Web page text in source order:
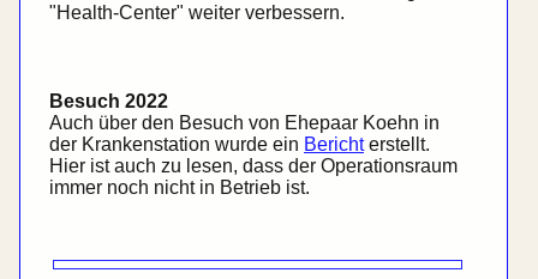
"Health-Center" weiter verbessern.
Besuch 2022
Auch über den Besuch von Ehe­paar Koehn in
der Kranken­station wurde ein Berichterstellt.
Hier ist auch zu lesen, dass der Operations­raum
immer noch nicht in Betrieb ist.